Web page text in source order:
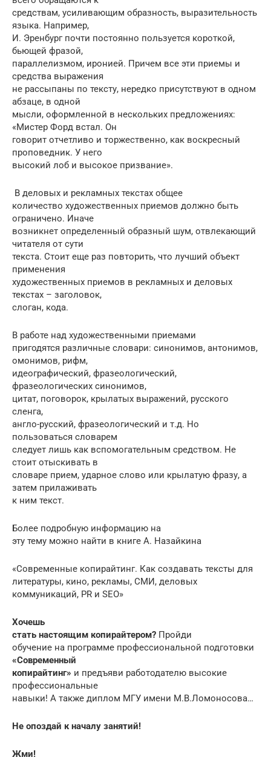
средствам, усиливающим образность, выразительность
языка. Например,
И. Эренбург почти постоянно пользуется короткой,
бьющей фразой,
параллелизмом, иронией. Причем все эти приемы и
средства выражения
не рассыпаны по тексту, нередко присутствуют в одном
абзаце, в одной
мысли, оформленной в нескольких предложениях:
«Мистер Форд встал. Он
говорит отчетливо и торжественно, как воскресный
проповедник. У него
высокий лоб и высокое призвание».
В деловых и рекламных текстах общее
количество художественных приемов должно быть
ограничено. Иначе
возникнет определенный образный шум, отвлекающий
читателя от сути
текста. Стоит еще раз повторить, что лучший объект
применения
художественных приемов в рекламных и деловых
текстах – заголовок,
слоган, кода.
В работе над художественными приемами
пригодятся различные словари: синонимов, антонимов,
омонимов, рифм,
идеографический, фразеологический,
фразеологических синонимов,
цитат, поговорок, крылатых выражений, русского
сленга,
англо-русский, фразеологический и т.д. Но
пользоваться словарем
следует лишь как вспомогательным средством. Не
стоит отыскивать в
словаре прием, ударное слово или крылатую фразу, а
затем прилаживать
к ним текст.
Более подробную информацию на
эту тему можно найти в книге А. Назайкина
«Современные копирайтинг. Как создавать тексты для
литературы, кино, рекламы, СМИ, деловых
коммуникаций, PR и SEO»
Хочешь
стать настоящим копирайтером? Пройди
обучение на программе профессиональной подготовки
«Современный
копирайтинг» и предъяви работодателю высокие
профессиональные
навыки! А также диплом МГУ имени М.В.Ломоносова…
Не опоздай к началу занятий!
Жми!